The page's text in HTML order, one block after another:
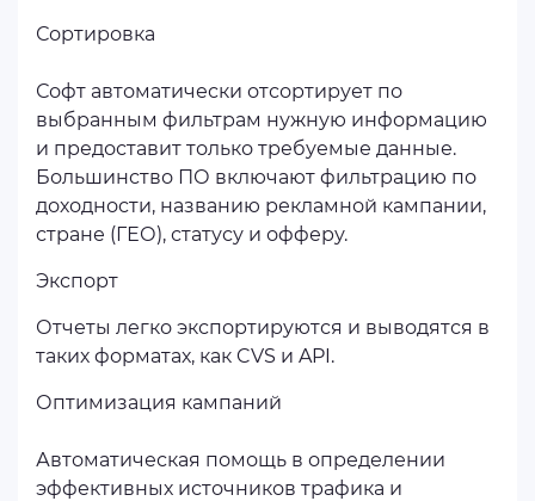
Сортировка
Софт автоматически отсортирует по
выбранным фильтрам нужную информацию
и предоставит только требуемые данные.
Большинство ПО включают фильтрацию по
доходности, названию рекламной кампании,
стране (ГЕО), статусу и офферу.
Экспорт
Отчеты легко экспортируются и выводятся в
таких форматах, как CVS и API.
Оптимизация кампаний
Автоматическая помощь в определении
эффективных источников трафика и